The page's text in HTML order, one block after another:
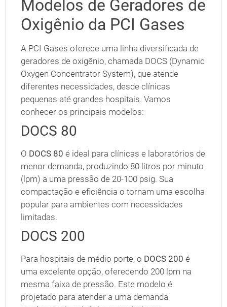
Modelos de Geradores de
Oxigênio da PCI Gases
A PCI Gases oferece uma linha diversificada de
geradores de oxigênio, chamada DOCS (Dynamic
Oxygen Concentrator System), que atende
diferentes necessidades, desde clínicas
pequenas até grandes hospitais. Vamos
conhecer os principais modelos:
DOCS 80
O DOCS 80 é ideal para clínicas e laboratórios de
menor demanda, produzindo 80 litros por minuto
(lpm) a uma pressão de 20-100 psig. Sua
compactação e eficiência o tornam uma escolha
popular para ambientes com necessidades
limitadas.
DOCS 200
Para hospitais de médio porte, o DOCS 200 é
uma excelente opção, oferecendo 200 lpm na
mesma faixa de pressão. Este modelo é
projetado para atender a uma demanda